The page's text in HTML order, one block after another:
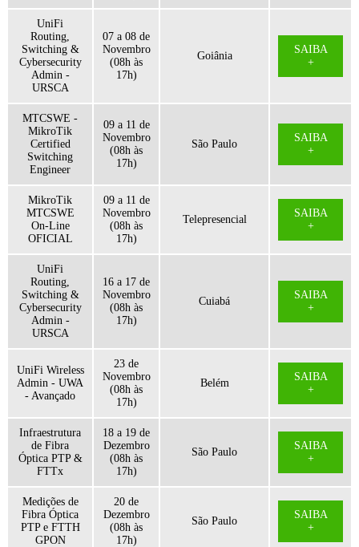
UniFi
Routing,
Switching &
Cybersecurity
Admin -
URSCA
07 a 08 de
Novembro
(08h às
17h)
Goiânia
SAIBA
+
MTCSWE -
MikroTik
Certified
Switching
Engineer
09 a 11 de
Novembro
(08h às
17h)
São Paulo
SAIBA
+
MikroTik
MTCSWE
On-Line
OFICIAL
09 a 11 de
Novembro
(08h às
17h)
Telepresencial
SAIBA
+
UniFi
Routing,
Switching &
Cybersecurity
Admin -
URSCA
16 a 17 de
Novembro
(08h às
17h)
Cuiabá
SAIBA
+
UniFi Wireless
Admin - UWA
- Avançado
23 de
Novembro
(08h às
17h)
Belém
SAIBA
+
Infraestrutura
de Fibra
Óptica PTP &
FTTx
18 a 19 de
Dezembro
(08h às
17h)
São Paulo
SAIBA
+
Medições de
Fibra Óptica
PTP e FTTH
GPON
20 de
Dezembro
(08h às
17h)
São Paulo
SAIBA
+